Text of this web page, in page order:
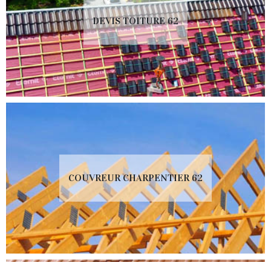
DEVIS TOITURE 62
COUVREUR CHARPENTIER 62